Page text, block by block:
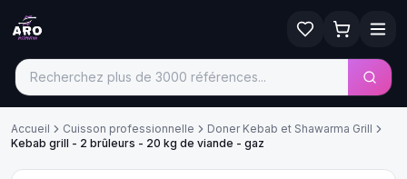
Accueil Cuisson professionnelle
Doner Kebab et Shawarma Grill
Kebab grill - 2 brûleurs - 20 kg de viande - gaz